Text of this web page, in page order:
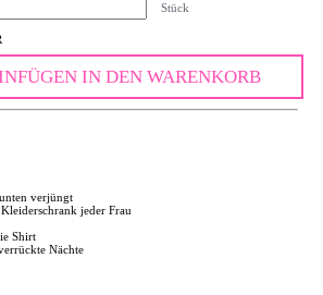
Stück
IN DEN WARENKORB
verjüngt
jeder Frau
Shirt
Nächte